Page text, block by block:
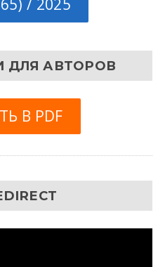
/ 2025
ДЛЯ АВТОРОВ
В PDF